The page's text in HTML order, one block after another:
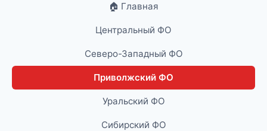
🏠 Главная
Центральный ФО
Северо-Западный ФО
Приволжский ФО
Уральский ФО
Сибирский ФО